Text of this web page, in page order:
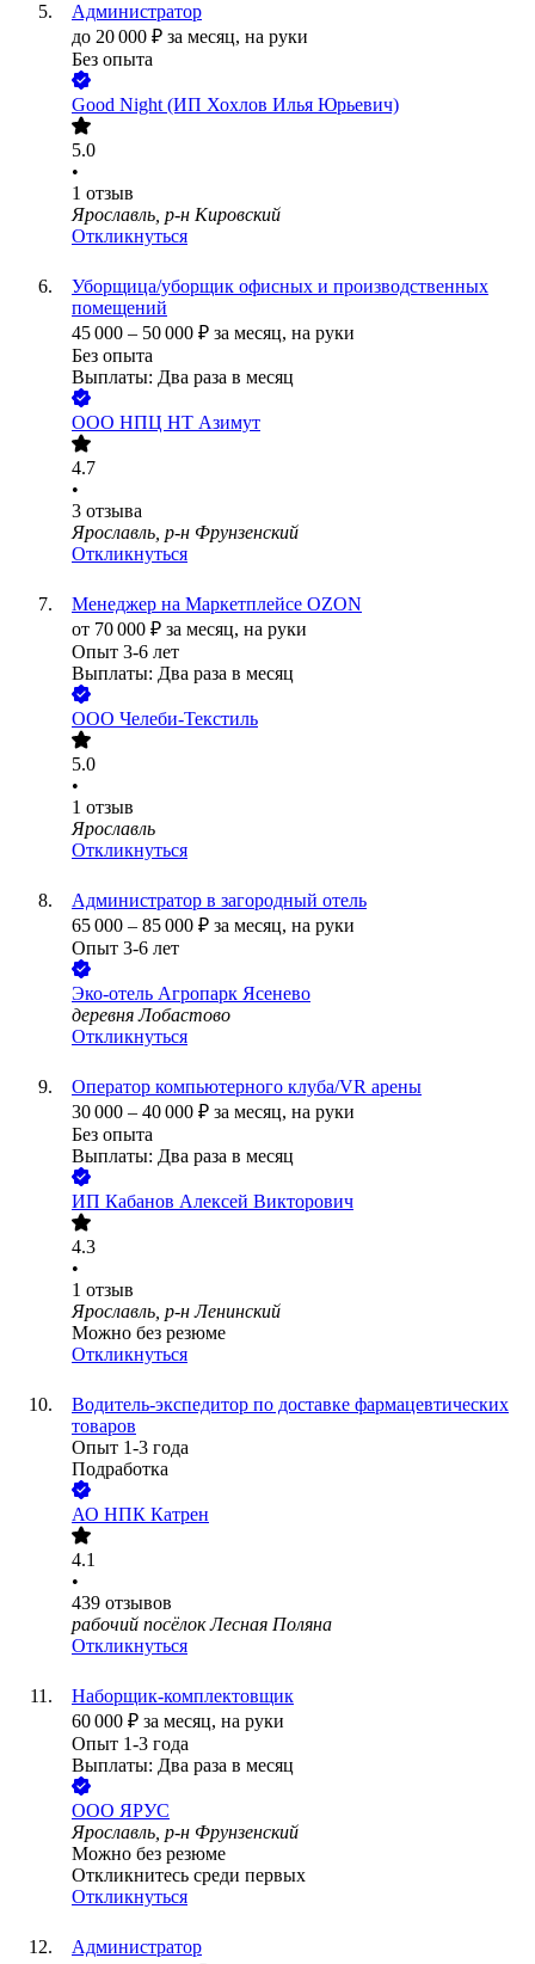
Администратор
до 20 000 ₽ за месяц, на руки
Без опыта
Good Night (ИП Хохлов Илья Юрьевич)
5.0
•
1 отзыв
Ярославль, р-н Кировский
Откликнуться
Уборщица/уборщик офисных и производственных
помещений
45 000 – 50 000 ₽ за месяц, на руки
Без опыта
Выплаты: Два раза в месяц
ООО НПЦ НТ Азимут
4.7
•
3 отзыва
Ярославль, р-н Фрунзенский
Откликнуться
Менеджер на Маркетплейсе OZON
от 70 000 ₽ за месяц, на руки
Опыт 3-6 лет
Выплаты: Два раза в месяц
ООО Челеби-Текстиль
5.0
•
1 отзыв
Ярославль
Откликнуться
Администратор в загородный отель
65 000 – 85 000 ₽ за месяц, на руки
Опыт 3-6 лет
Эко-отель Агропарк Ясенево
деревня Лобастово
Откликнуться
Оператор компьютерного клуба/VR арены
30 000 – 40 000 ₽ за месяц, на руки
Без опыта
Выплаты: Два раза в месяц
ИП Кабанов Алексей Викторович
4.3
•
1 отзыв
Ярославль, р-н Ленинский
Можно без резюме
Откликнуться
Водитель-экспедитор по доставке фармацевтических
товаров
Опыт 1-3 года
Подработка
АО НПК Катрен
4.1
•
439 отзывов
рабочий посёлок Лесная Поляна
Откликнуться
Наборщик-комплектовщик
60 000 ₽ за месяц, на руки
Опыт 1-3 года
Выплаты: Два раза в месяц
ООО ЯРУС
Ярославль, р-н Фрунзенский
Можно без резюме
Откликнитесь среди первых
Откликнуться
Администратор